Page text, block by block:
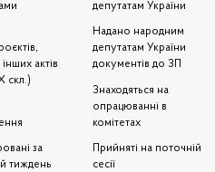
актів
скл.)
за
тиждень
депутатам України
Надано народним
депутатам України
документів до ЗП
Знаходяться на
опрацюванні в
комітетах
Прийняті на поточній
сесії